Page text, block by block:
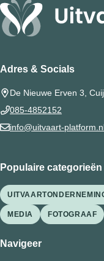
Adres & Socials
De Nieuwe Erven 3,
085-4852152
info@uitvaart-
Populaire categorieën
MEDIA FOTOGRAAF
Navigeer